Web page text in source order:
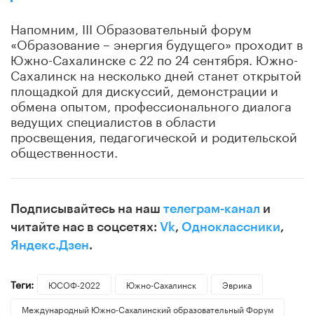
Напомним, III Образовательный форум
«Образование – энергия будущего» проходит в
Южно-Сахалинске с 22 по 24 сентября. Южно-
Сахалинск на несколько дней станет открытой
площадкой для дискуссий, демонстрации и
обмена опытом, профессионального диалога
ведущих специалистов в области
просвещения, педагогической и родительской
общественности.
Подписывайтесь на наш телеграм-канал и
читайте нас в соцсетях: Vk, Одноклассники,
Яндекс.Дзен.
Теги: ЮСОФ-2022 Южно-Сахалинск
Эврика
Международный Южно-Сахалинский образовательный Форум